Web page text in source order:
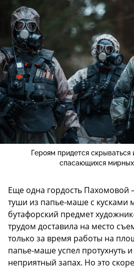
Героям придется скрываться
спасающихся
Еще одна гордость
туши из папье-маше с кусками
бутафорский предмет
трудом доставила на место
только за время работы на
папье-маше успел протухнуть
неприятный запах. Но это